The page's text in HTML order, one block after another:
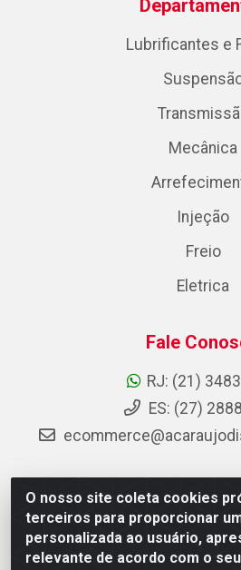
O nosso site coleta cookies
terceiros para proporcionar
personalizada ao usuário,
relevante de acordo com o
Lubrificantes e
Mecânica
Injeção
Freio
Eletrica
Fale
RJ: (21)
ES: (27)
AC Araujo Distribuidora - Rua
São Cristóvão, Rio de Janeiro/
CNPJ 08.744.753/